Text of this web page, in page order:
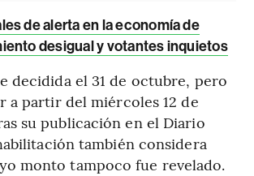
de alerta en la economía de
desigual y votantes inquietos
decidida el 31 de octubre, pero
a partir del miércoles 12 de
su publicación en el Diario
también considera
monto tampoco fue revelado.